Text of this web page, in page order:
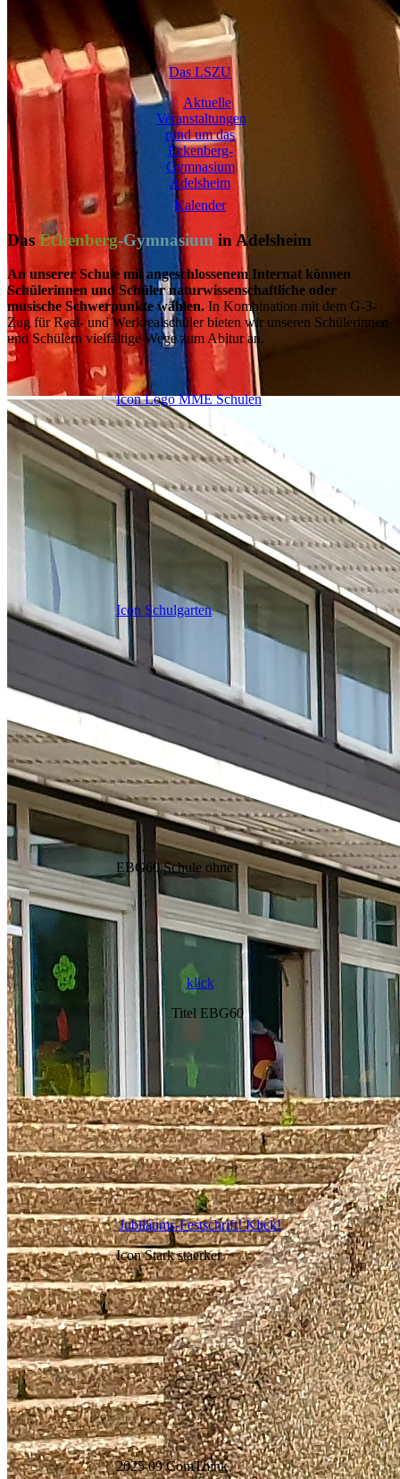
Das LSZU
Kalender
Das Eckenberg-Gymnasium in Adelsheim
An unserer Schule mit angeschlossenem Internat können
Schülerinnen und Schüler naturwissenschaftliche oder
musische Schwerpunkte wählen. In Kombination mit dem G-3-
Zug für Real- und Werkrealschüler bieten wir unseren Schülerinnen
und Schülern vielfältige Wege zum Abitur an.
klick
Jubiläums-Festschrift! Klick!